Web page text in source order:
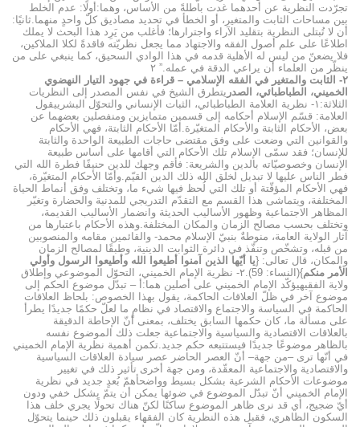
تجرّدت النظرية عن أحدهما غدت باطلةً من الأساس، وهما:أولًا: عدم الخلط
بين مساحات الثابت والمتغير، أو الخطأ في تحديد مصاديق كلّ واحدٍ منهما.ثانيًا:
أن لا تُبتلى النظرية بتقليد الآراء واجترارها؛ فأغلب من يَرِد هذا البحث لا يملك
اطلاعًا على علم أصول الفقه والاجتهاد مما يجعل نظريّته فاقدةً لكلا الملاكين،
فلا يضعنّ من ليس له الأهلية قدمه في هذا الوادي السحيق، كما ينبغي على من
ينظّر من العلماء أن يراعي الدقة في عمله.” ٢
٢- الثابت والمتغير في الفقه الإسلامي – قراءة في جهود التيار النهضوي
الخميني، الطباطبائي، الصدر يتطرق الشيخ في نفس المصدر إلى النظريات
الثلاثة:١- نظرية العلامة الطباطبائي، الثبات الإنساني والتحوّل البشرييقول
العلامة: قسّم الإسلام أحكامه إلى قسمين متمايزين ومنفصلين بعضهما عن
بعض، الأحكام الثابتة والأحكام المتغيّرة.أمّا الأحكام الثابتة، فهي الأحكام
والقوانين التي وضعت على وفق مقتضى حاجات الطبيعة الواحدة والثابتة
للإنسان؛ فقد سمّى الإسلام تلك الأحكام التي أقامها على أساس طبيعة
الإنسان وخصوصيّاته بالدين والشريعة: فأقم وجهك للدين حنيفًا فطرة الله التي
فطر الناس عليها لا تبديل لخلق الله ذلك الدين القيّم.وأمّا الأحكام المتغيّرة،
فهي الأحكام المؤقّتة أو تلك التي لُحظ فيها شيء ما، وتختلف وفق أنماط الحياة
المختلفة، ويتماشى هذا القسم مع التقدّم التدريجي للمدنية والحضارة وتغيّر
المظاهر الاجتماعية وظهور الأساليب الحديثة وانضمار الأساليب القديمة،
وتختلف بحسب مصالح الزمان والمكان المختلفة.وهذه الأحكام باعتبارها من
آثار الولاية العامة، منوطةٌ بنبيّ الإسلام محمد- والقائمين مقامه والمنصوبين
من قبله، وتشخّص وتنفّذ في دائرة الثوابت الدينية، وطبقًا لمصالح الزمان
والمكان، قال تعالى: {يا أيّها الذين آمنوا أطيعوا الله وأطيعوا الرسول وأولي
الأمر منكم
}(النساء: 59).٢- نظرية الإمام الخميني، التحوّل الموضوعي وإطلاق
ولاية الفقيهيؤكّد الإمام الخميني على أصلين هما:أ – تبدّل موضوع الحكم إلى
موضوع آخر في ظلّ العلاقات الحاكمة، يقول بهذا الخصوص: بلحاظ العلاقات
الحاكمة في السياسة والاجتماع والاقتصاد في نظامٍ ما لعلّ حكمًا جديدًا يطرأ
على مسألة ما، كان حكمها السابق يختلف، بمعنى أنّ الإحاطة الدقيقة
بالعلاقات الاقتصادية والسياسية والاجتماعية جعلت ذلك الموضوع نفسه
بالظاهر موضوعًا جديدًا فيستتبعه حكم جديد.تكمن أهمية نظرية الإمام الخميني
في أنّها ترى –من جهة– أنّ العصر الحاضر عصر سيادة العلاقات السياسية
والاقتصادية والاجتماعية المعقّدة، ومن جهة أخرى تأثير ذلك في تغيير
موضوعات الأحكام الشرعية بشكل بسيط وواضحأهمّ بُعدٍ جديد في نظرية
الإمام الخميني أنّ تبدّل الموضوع في ضوئها يمكن أن يتمّ بشكل خفي ودون
أيّ ضجيج، أي قد نرى ظاهر الموضوع ساكنًا لكنّ هناك تحولًا يجري خلف هذا
السكون الظاهري، فقبل هذه النظرية كان الفقهاء يقبلون ذلك حينما يتحوّل